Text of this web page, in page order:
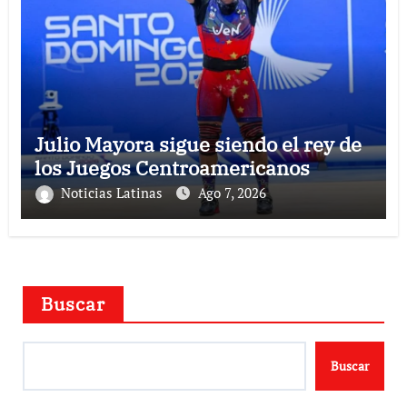
Julio Mayora sigue siendo el rey de
los Juegos Centroamericanos
Noticias Latinas Ago 7, 2026
Buscar
Buscar